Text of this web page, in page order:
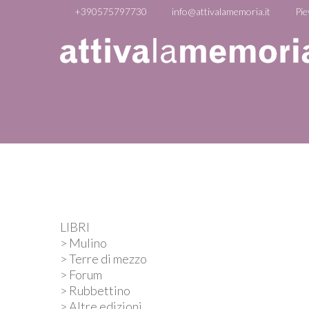
+390575797730 info@attivalamemoria.it
LIBRI
> Mulino
> Terre di mezzo
> Forum
> Rubbettino